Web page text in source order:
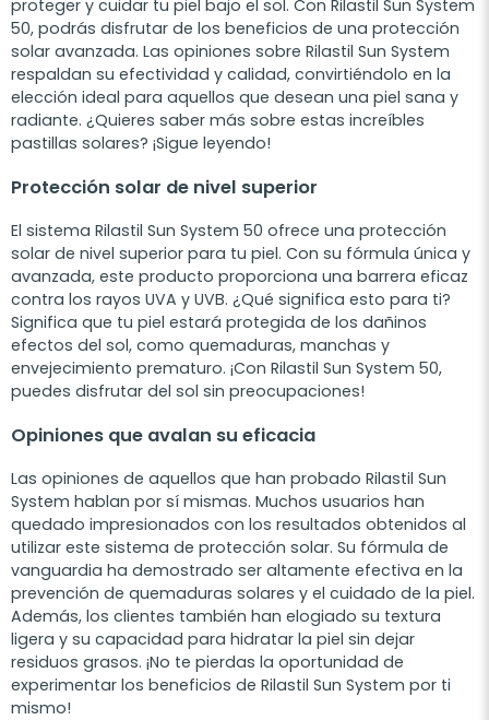
proteger y cuidar tu piel bajo el sol. Con Rilastil Sun System
50, podrás disfrutar de los beneficios de una protección
solar avanzada. Las opiniones sobre Rilastil Sun System
respaldan su efectividad y calidad, convirtiéndolo en la
elección ideal para aquellos que desean una piel sana y
radiante. ¿Quieres saber más sobre estas increíbles
pastillas solares? ¡Sigue leyendo!
Protección solar de nivel superior
El sistema Rilastil Sun System 50 ofrece una protección
solar de nivel superior para tu piel. Con su fórmula única y
avanzada, este producto proporciona una barrera eficaz
contra los rayos UVA y UVB. ¿Qué significa esto para ti?
Significa que tu piel estará protegida de los dañinos
efectos del sol, como quemaduras, manchas y
envejecimiento prematuro. ¡Con Rilastil Sun System 50,
puedes disfrutar del sol sin preocupaciones!
Opiniones que avalan su eficacia
Las opiniones de aquellos que han probado Rilastil Sun
System hablan por sí mismas. Muchos usuarios han
quedado impresionados con los resultados obtenidos al
utilizar este sistema de protección solar. Su fórmula de
vanguardia ha demostrado ser altamente efectiva en la
prevención de quemaduras solares y el cuidado de la piel.
Además, los clientes también han elogiado su textura
ligera y su capacidad para hidratar la piel sin dejar
residuos grasos. ¡No te pierdas la oportunidad de
experimentar los beneficios de Rilastil Sun System por ti
mismo!